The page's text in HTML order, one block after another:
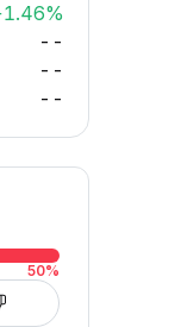
--
--
--
50%